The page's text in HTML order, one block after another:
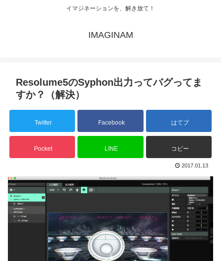
イマジネーションを、解き放て！
IMAGINAM
Resolume5のSyphon出力ってバグってま
すか？（解決）
Twitter Facebook はてブ
Pocket LINE コピー
2017.01.13